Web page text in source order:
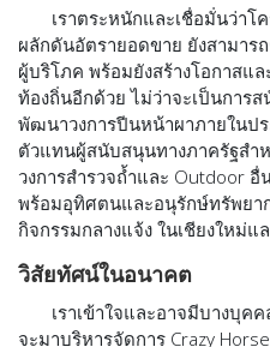
เราตระหนักและเชื่อมั่นว่าโค
ผลักดันอัตรายอดขาย ยังสามาร
ผู้บริโภค พร้อมยังสร้างโอกาสแ
ท้องถิ่นอีกด้วยไม่ว่าจะเป็นการ
พัฒนาวงการปีนหน้าผาภายในป
ตัวแทนผู้สนับสนุนทางภาครัฐสำ
วงการสำรวจถ้ำและ Outdoor อื่
พร้อมอุทิศตนและอนุรักษ์ทรัพยา
กิจกรรมกลางแจ้ง ในเชียงใหม่แ
วิสัยทัศน์ในอนาคต
เราเข้าใจและอาจมีบางบุคค
จะมาบริหารจัดการ Crazy